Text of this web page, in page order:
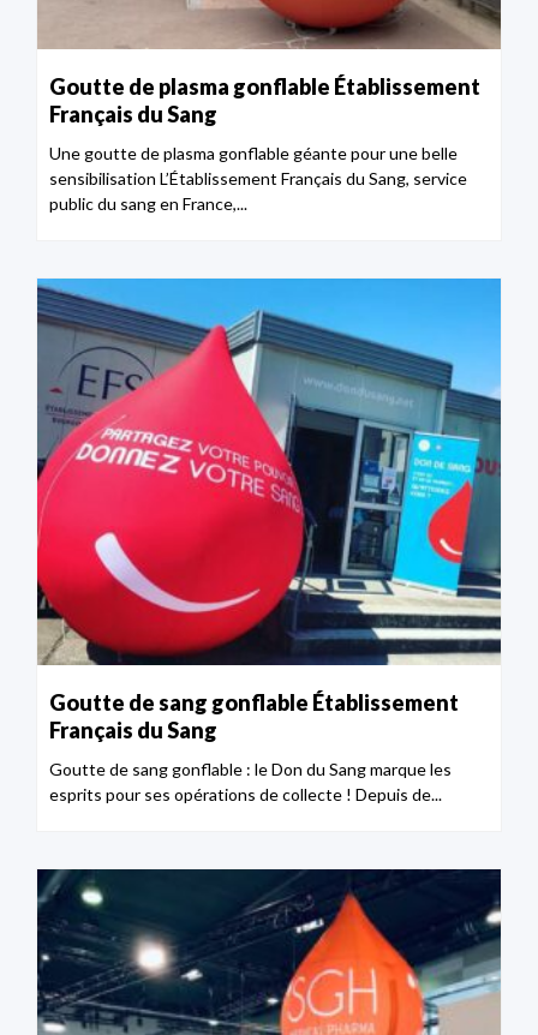
Goutte de plasma gonflable Établissement
Français du Sang
Une goutte de plasma gonflable géante pour une belle
sensibilisation L’Établissement Français du Sang, service
public du sang en France,...
Goutte de sang gonflable Établissement
Français du Sang
Goutte de sang gonflable : le Don du Sang marque les
esprits pour ses opérations de collecte ! Depuis de...